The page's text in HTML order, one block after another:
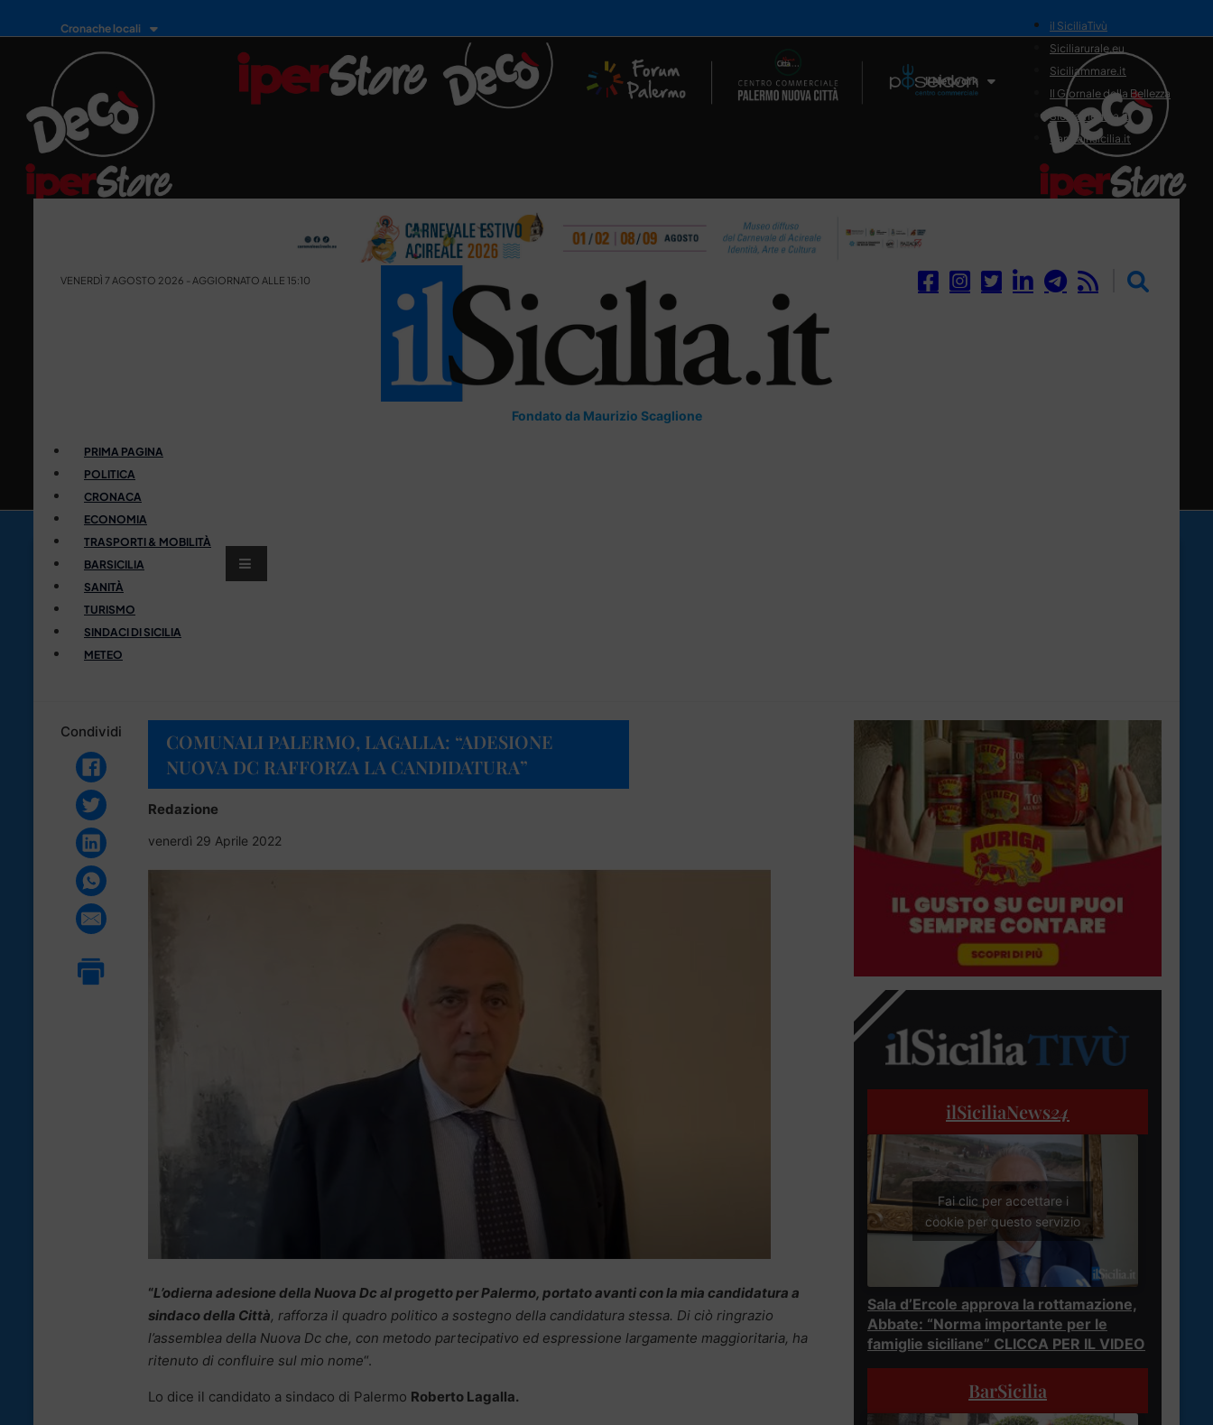
Cronache locali
Il Network
il SiciliaTivù
Siciliarurale.eu
Siciliammare.it
Il Giornale della Bellezza
Siciliamedica.it
Sanitainsicilia.it
VENERDÌ 7 AGOSTO 2026 - AGGIORNATO ALLE 15:10
Fondato da Maurizio Scaglione
PRIMA PAGINA
POLITICA
CRONACA
ECONOMIA
TRASPORTI & MOBILITÀ
BARSICILIA
SANITÀ
TURISMO
SINDACI DI SICILIA
METEO
Condividi
COMUNALI PALERMO, LAGALLA: “ADESIONE
NUOVA DC RAFFORZA LA CANDIDATURA”
Redazione
venerdì 29 Aprile 2022
“L’odierna adesione della Nuova Dc al progetto per Palermo, portato avanti con la mia candidatura a
sindaco della Città, rafforza il quadro politico a sostegno della candidatura stessa. Di ciò ringrazio
l’assemblea della Nuova Dc che, con metodo partecipativo ed espressione largamente maggioritaria, ha
ritenuto di confluire sul mio nome“.
Lo dice il candidato a sindaco di Palermo Roberto Lagalla.
ilSiciliaNews24
Fai clic per accettare i
cookie per questo servizio
Sala d’Ercole approva la rottamazione,
Abbate: “Norma importante per le
famiglie siciliane” CLICCA PER IL VIDEO
BarSicilia